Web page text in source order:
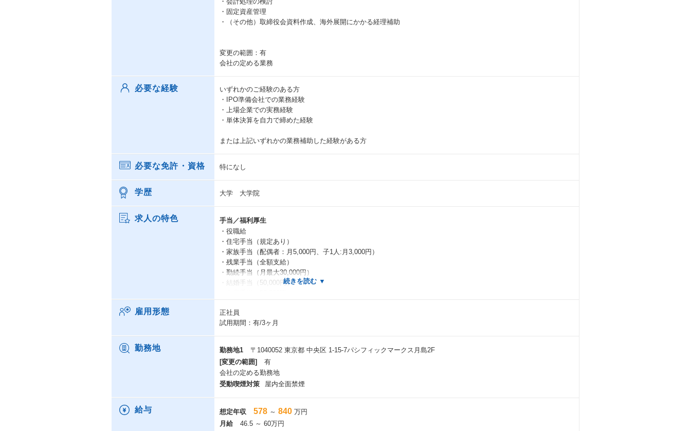
・固定資産管理
・（その他）取締役会資料作成、海外展開にかかる経理補助
変更の範囲：有
会社の定める業務
必要な経験
いずれかのご経験のある方
・IPO準備会社での業務経験
・上場企業での実務経験
・単体決算を自力で締めた経験
または上記いずれかの業務補助した経験がある方
必要な免許・資格 特になし
学歴 大学 大学院
求人の特色
手当／福利厚生
・役職給
・住宅手当（規定あり）
・家族手当（配偶者：月5,000円、子1人:月3,000円）
・残業手当（全額支給）
・勤続手当（月最大30,000円）
・結婚手当（50,000円）
・通信費手当
・プレゼント手当
＜福利厚生・待遇＞
・ 社会保険完備（雇用- 労災- 健康- 厚生年金）
・ 交通費全額支給
・ 駐輪場補助制度
・ 健康診断
・ 社員割引（最大30％オフ）
・ 入社贈呈品
└当社自慢の商品詰め合わせ
雇用形態
正社員
試用期間：有/3ヶ月
勤務地 勤務地1
〒1040052 東京都 中央区 1‐15‐7パシフィックマークス月島2F
[変更の範囲]
有
会社の定める勤務地
受動喫煙対策
屋内全面禁煙
給与 想定年収 578 ～ 840 万円
月給
46.5 ～ 60万円